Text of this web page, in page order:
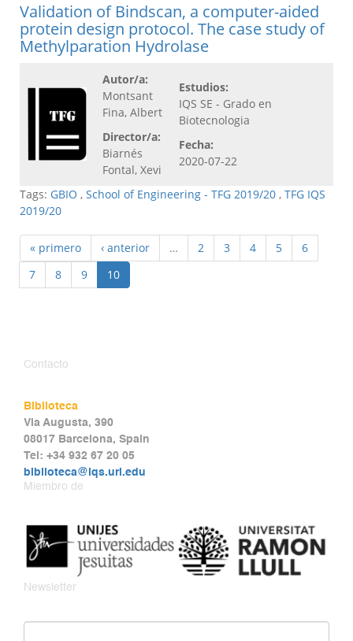
Validation of Bindscan, a computer-aided
protein design protocol. The case study of
Methylparation Hydrolase
Autor/a:
Montsant
Fina, Albert
Director/a:
Biarnés
Fontal, Xevi
Estudios:
IQS SE - Grado en
Biotecnologia
Fecha:
2020-07-22
Tags: GBIO , School of Engineering - TFG 2019/20 , TFG IQS
2019/20
« primero ‹ anterior … 2 3 4 5
6
7
8 9 10
Contacto
Biblioteca
Via Augusta, 390
08017 Barcelona, Spain
Tel: +34 932 67 20 05
biblioteca@iqs.url.edu
Miembro de
Newsletter